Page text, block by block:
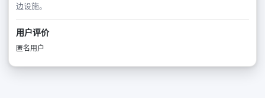
边设施。
用户评价
匿名用户